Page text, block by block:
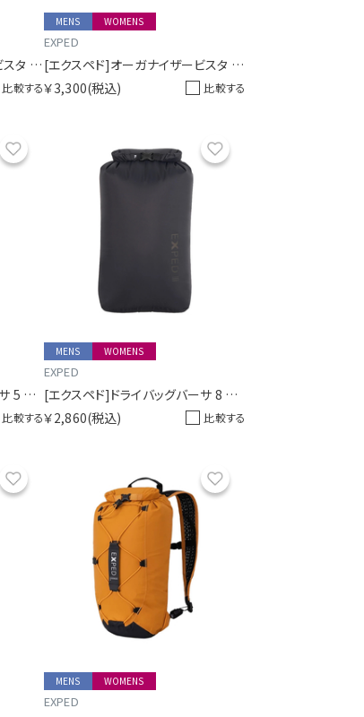
[エクスペド]オーガナイザービスタ ミニ
比較する
MENS WOMENS
EXPED
[エクスペド]オーガナイザービスタ A6
￥3,300(税込) 比較する
[エクスペド]ドライバッグバーサ 5 ブラック
比較する
MENS WOMENS
EXPED
[エクスペド]ドライバッグバーサ 8 ブラック
￥2,860(税込) 比較する
MENS WOMENS
EXPED